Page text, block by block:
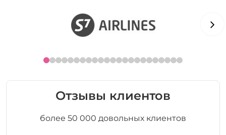
Отзывы клиентов
более 50 000 довольных клиентов